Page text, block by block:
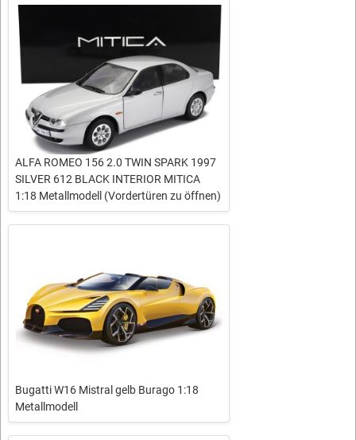
ALFA ROMEO 156 2.0 TWIN SPARK 1997
SILVER 612 BLACK INTERIOR MITICA
1:18 Metallmodell (Vordertüren zu öffnen)
Bugatti W16 Mistral gelb Burago 1:18
Metallmodell